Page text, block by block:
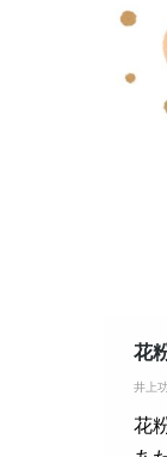
花
井上
花